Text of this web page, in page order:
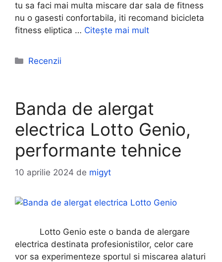
tu sa faci mai multa miscare dar sala de fitness
nu o gasesti confortabila, iti recomand bicicleta
fitness eliptica … Citește mai mult
Categorii
Recenzii
Banda de alergat
electrica Lotto Genio,
performante tehnice
10 aprilie 2024 de migyt
Lotto Genio este o banda de alergare
electrica destinata profesionistilor, celor care
vor sa experimenteze sportul si miscarea alaturi